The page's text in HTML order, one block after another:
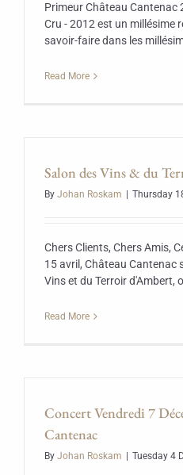
Primeur Château Cantenac
Cru - 2012 est un millésime
savoir-faire dans les
Read More
Salon des Vins & du
By Johan Roskam Thursday
Chers Clients, Chers Amis,
15 avril, Château Cantenac
Vins et du Terroir d'Ambert,
Read More
Concert Vendredi 7
Cantenac
By Johan Roskam Tuesday 4